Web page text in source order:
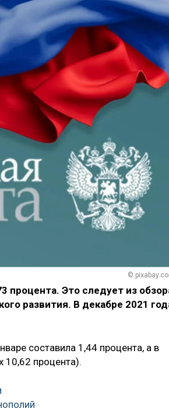
©
процента. Это следует из
развития. В декабре 2021
составила 1,44 процента, а в
10,62 процента).